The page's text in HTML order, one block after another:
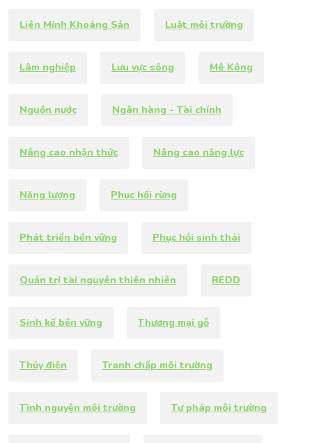
Liên Minh Khoáng Sản Luật môi trường
Lâm nghiệp Lưu vực sông Mê Kông
Nguồn nước Ngân hàng - Tài chính
Nâng cao nhận thức Nâng cao năng lực
Năng lượng Phục hồi rừng
Phát triển bền vững Phục hồi sinh thái
Quản trị tài nguyên thiên nhiên REDD
Sinh kế bền vững Thương mại gỗ
Thủy điện Tranh chấp môi trường
Tình nguyện môi trường Tư pháp môi trường